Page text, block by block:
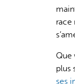
race
Que
plus
ses